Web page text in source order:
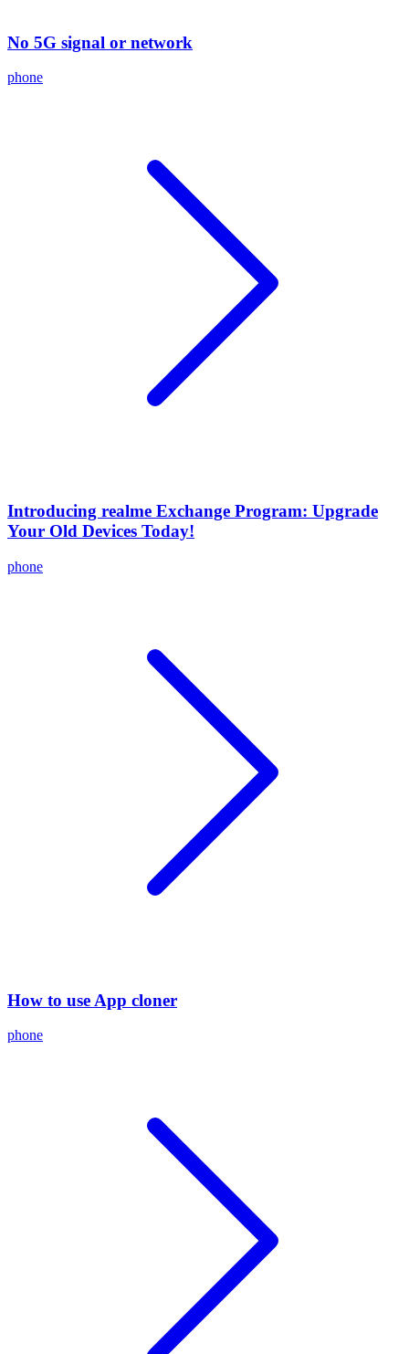
No 5G signal or network
phone
Introducing realme Exchange Program: Upgrade
Your Old Devices Today!
phone
How to use App cloner
phone